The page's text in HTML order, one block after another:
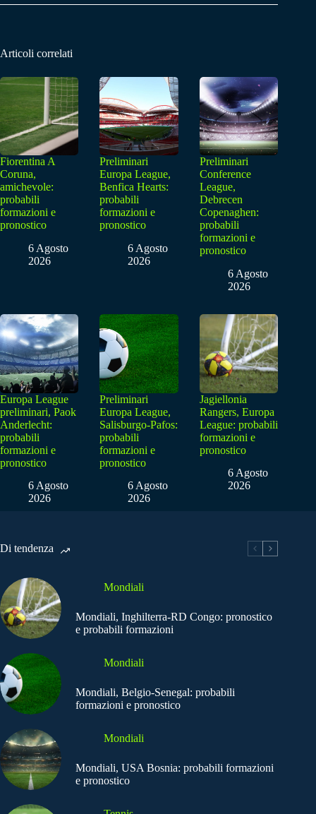
Articoli correlati
Fiorentina A
Coruna,
amichevole:
probabili
formazioni e
pronostico
6 Agosto
2026
Preliminari
Europa League,
Benfica Hearts:
probabili
formazioni e
pronostico
6 Agosto
2026
Preliminari
Conference
League,
Debrecen
Copenaghen:
probabili
formazioni e
pronostico
6 Agosto
2026
Europa League
preliminari, Paok
Anderlecht:
probabili
formazioni e
pronostico
6 Agosto
2026
Preliminari
Europa League,
Salisburgo-Pafos:
probabili
formazioni e
pronostico
6 Agosto
2026
Jagiellonia
Rangers, Europa
League: probabili
formazioni e
pronostico
6 Agosto
2026
Di tendenza
Mondiali
Mondiali, Inghilterra-RD Congo: pronostico
e probabili formazioni
Mondiali
Mondiali, Belgio-Senegal: probabili
formazioni e pronostico
Mondiali
Mondiali, USA Bosnia: probabili formazioni
e pronostico